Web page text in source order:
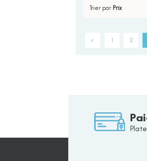
Trier par Prix
1 2